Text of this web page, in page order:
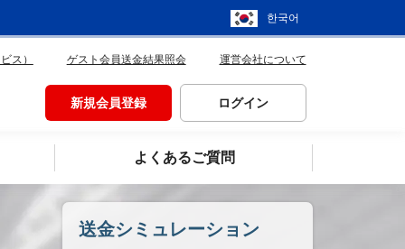
한국어
ス） ゲスト会員送金結果照会 運営会社について
新規会員登録 ログイン
よくあるご質問
送金シミュレーション